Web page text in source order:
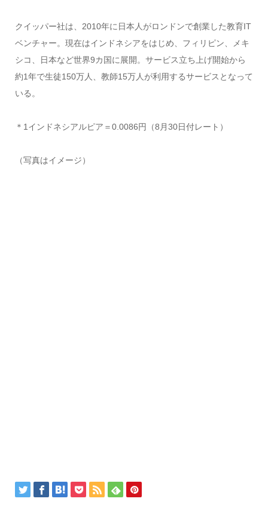
クイッパー社は、2010年に日本人がロンドンで創業した教育IT
ベンチャー。現在はインドネシアをはじめ、フィリピン、メキ
シコ、日本など世界9カ国に展開。サービス立ち上げ開始から
約1年で生徒150万人、教師15万人が利用するサービスとなって
いる。
＊1インドネシアルピア＝0.0086円（8月30日付レート）
（写真はイメージ）